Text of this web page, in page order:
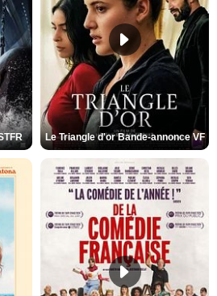
Le Triangle d'or Bande-annonce VF